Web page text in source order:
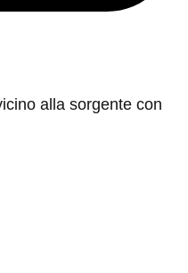
alla sorgente con